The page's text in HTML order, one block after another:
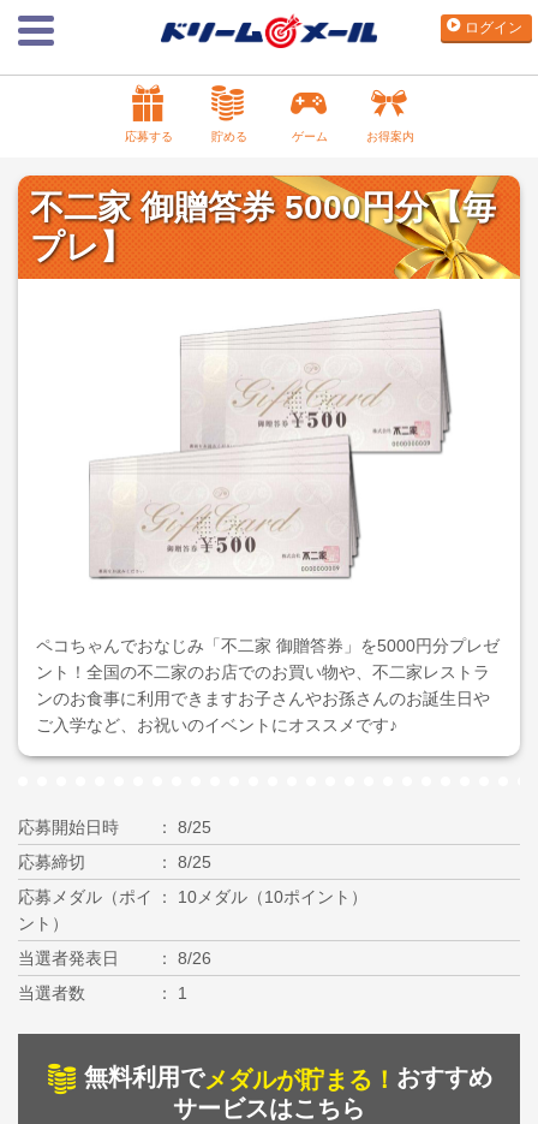
ログイン
応募する 貯める ゲーム お得案内
不二家 御贈答券 5000円分【毎
プレ】
ペコちゃんでおなじみ「不二家 御贈答券」を5000円分プレゼ
ント！全国の不二家のお店でのお買い物や、不二家レストラ
ンのお食事に利用できますお子さんやお孫さんのお誕生日や
ご入学など、お祝いのイベントにオススメです♪
応募開始日時
8/25
応募締切
8/25
応募メダル（ポイ
ント）
10メダル（10ポイント）
当選者発表日
8/26
当選者数
1
無料利用でメダルが貯まる！ おすすめ
サービスはこちら